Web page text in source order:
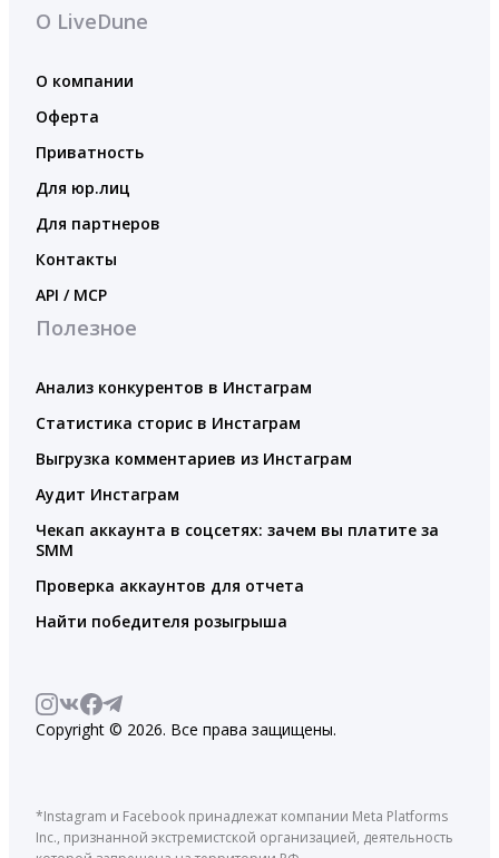
О LiveDune
О компании
Оферта
Приватность
Для юр.лиц
Для партнеров
Контакты
API / MCP
Полезное
Анализ конкурентов в Инстаграм
Статистика сторис в Инстаграм
Выгрузка комментариев из Инстаграм
Аудит Инстаграм
Чекап аккаунта в соцсетях: зачем вы платите за
SMM
Проверка аккаунтов для отчета
Найти победителя розыгрыша
Copyright © 2026. Все права защищены.
*Instagram и Facebook принадлежат компании Meta Platforms
Inc., признанной экстремистской организацией, деятельность